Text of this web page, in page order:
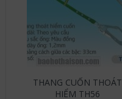
THANG CUỐN THOÁT
HIỂM TH56